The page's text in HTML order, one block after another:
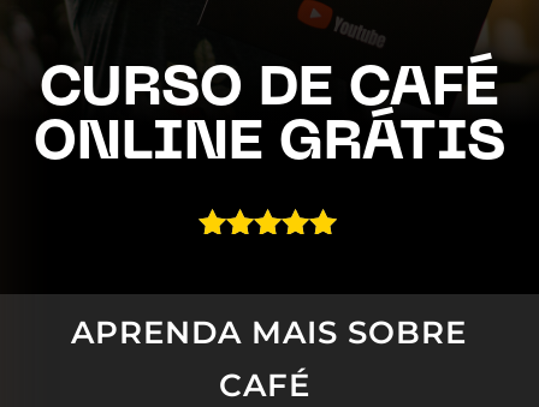
CURSO DE CAFÉ
ONLINE GRÁTIS
baseado
avaliações
APRENDA MAIS SOBRE
CAFÉ